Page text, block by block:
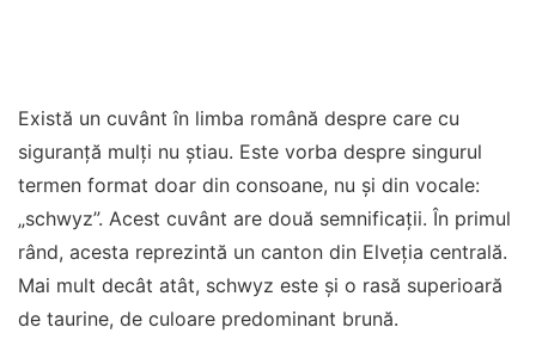
Există un cuvânt în limba română despre care cu
siguranță mulți nu știau. Este vorba despre singurul
termen format doar din consoane, nu și din vocale:
„schwyz”. Acest cuvânt are două semnificații. În primul
rând, acesta reprezintă un canton din Elveția centrală.
Mai mult decât atât, schwyz este și o rasă superioară
de taurine, de culoare predominant brună.